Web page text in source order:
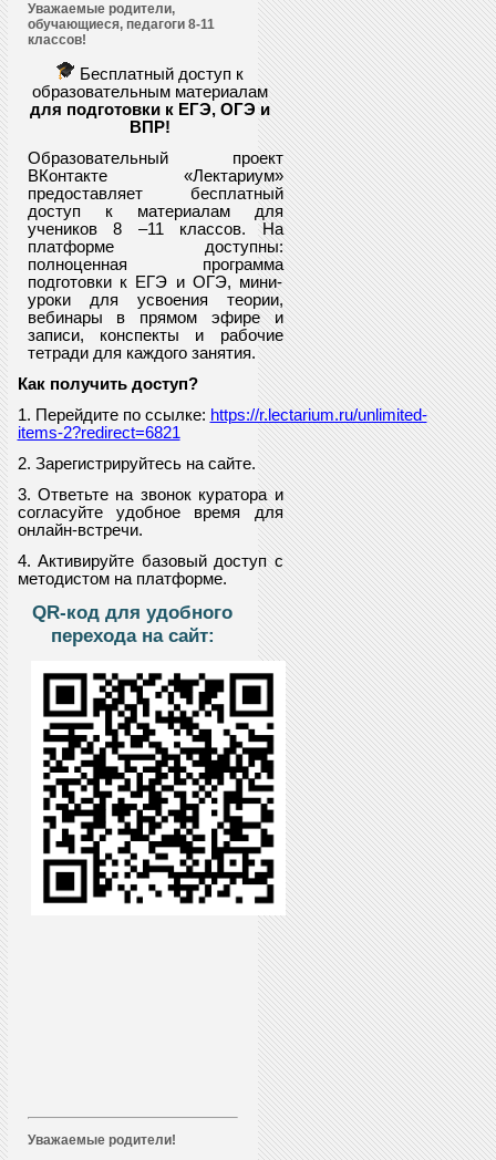
Уважаемые родители,
обучающиеся, педагоги 8-11
классов!
Бесплатный доступ к
образовательным материалам
для подготовки к ЕГЭ, ОГЭ и
ВПР!
Образовательный проект
ВКонтакте «Лектариум»
предоставляетбесплатный
доступ к материалам для
учеников 8 –11 классов. На
платформе доступны:
полноценная программа
подготовки к ЕГЭ и ОГЭ, мини-
уроки для усвоения теории,
вебинары в прямом эфире и
записи, конспекты и рабочие
тетради для каждого занятия.
Как получить доступ?
1. Перейдите по ссылке: https://r.lectarium.ru/unlimited-
items-2?redirect=6821
2. Зарегистрируйтесь на сайте.
3. Ответьте на звонок куратора и
согласуйте удобное время для
онлайн-встречи.
4. Активируйте базовый доступ с
методистом на платформе.
QR-код для удобного
перехода на сайт:
Уважаемые родители!